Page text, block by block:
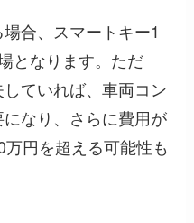
合、スマートキー1
となります。ただ
ていれば、車両コン
なり、さらに費用が
円を超える可能性も